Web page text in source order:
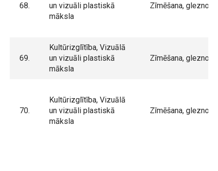
68.
un vizuāli plastiskā
māksla
Zīmēšana,
69.
Kultūrizglītība, Vizuālā
un vizuāli plastiskā
māksla
Zīmēšana,
70.
Kultūrizglītība, Vizuālā
un vizuāli plastiskā
māksla
Zīmēšana,